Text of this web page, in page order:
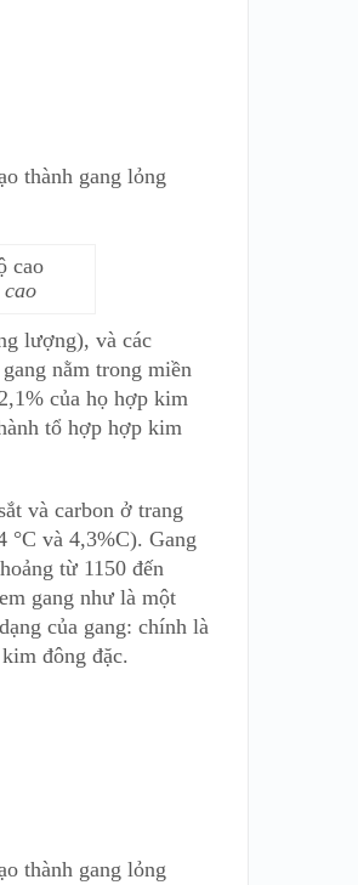
thành gang lỏng
lượng), và các
nằm trong miền
của họ hợp kim
tổ hợp hợp kim
và carbon ở trang
°C và 4,3%C). Gang
từ 1150 đến
gang như là một
của gang: chính là
đông đặc.
thành gang lỏng